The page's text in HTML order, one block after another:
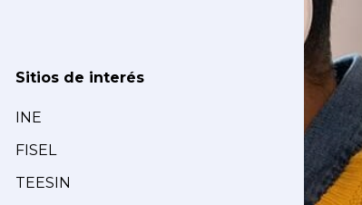
Sitios de interés
INE
FISEL
TEESIN